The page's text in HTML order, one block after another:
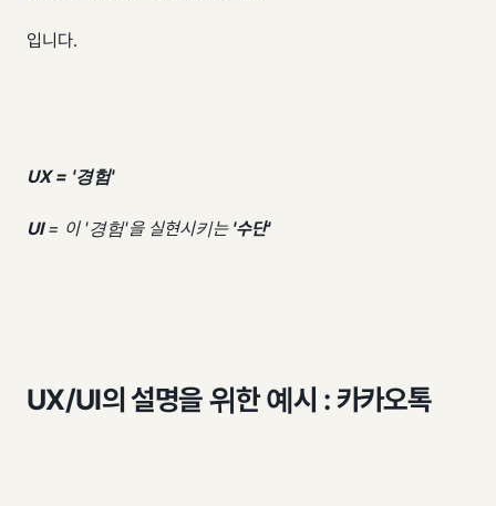
입니다.
UX = '경험'
UI= 이 '경험'을 실현시키는'수단'
UX/UI의 설명을 위한 예시 : 카카오톡